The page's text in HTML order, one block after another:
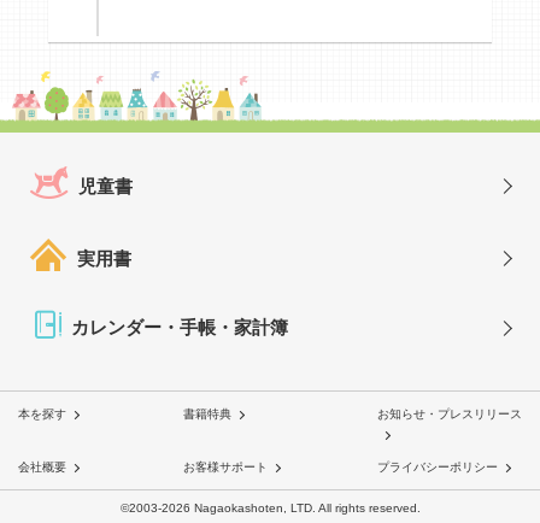
児童書
実用書
カレンダー・手帳・家計簿
本を探す 書籍特典 お知らせ・プレスリリース
会社概要 お客様サポート プライバシーポリシー
©2003-2026 Nagaokashoten, LTD. All rights reserved.